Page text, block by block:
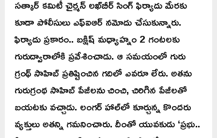
సత్కార్ కమిటీ చైర్మన్ లఖ్‌బీర్ సింగ్ ఫిర్యాదు మేరకు
కూడా పోలీసులు ఎఫ్‌ఐఆర్ నమోదు చేసుకున్నారు.
ఫిర్యాదు ప్రకారం.. బక్షిష్ మధ్యాహ్నం 2 గంటలకు
గురుద్వారాలోకి ప్రవేశించాడు. ఆ సమయంలో గురు
గ్రంథ్ సాహిబ్ ప్రతిష్టించిన గదిలో ఎవరూ లేరు. అతను
గురుగ్రంథ సాహిబ్ పేజీలను చించి, చిరిగిన పేజీలతో
బయటకు వచ్చాడు. లంగర్ హాల్‌లో కూర్చున్న కొందరు
వ్యక్తులు అతన్ని గమనించారు. దీంతో యువకుడు ‘ప్రభు..